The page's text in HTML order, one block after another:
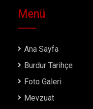
Menü
Ana Sayfa
Burdur Tarihçe
Foto Galeri
Mevzuat